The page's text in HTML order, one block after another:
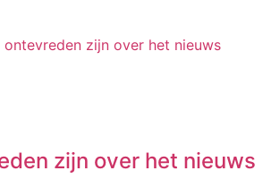
zijn over het nieuws